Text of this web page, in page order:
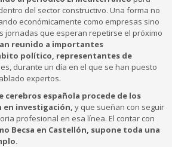
del sector constructivo. Una forma no
económicamente como empresas sino
jornadas que esperan repetirse el próximo
reunido a importantes
político, representantes de
durante un día en el que se han puesto
expertos.
cerebros española procede de los
en investigación, y que sueñan con seguir
profesional en esa línea. El contar con
Becsa en Castellón, supone toda una